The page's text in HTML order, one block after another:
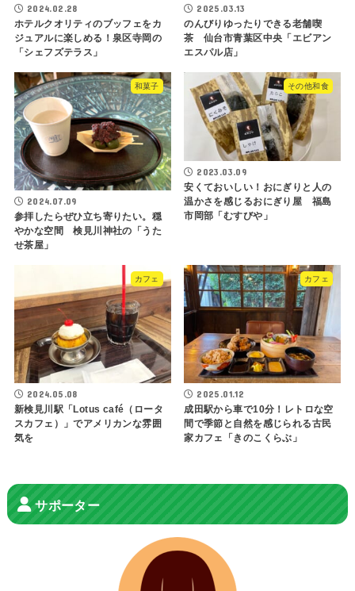
2024.02.28
ホテルクオリティのブッフェをカ
ジュアルに楽しめる！泉区寺岡の
「シェフズテラス」
2025.03.13
のんびりゆったりできる老舗喫
茶 仙台市青葉区中央「エビアン
エスパル店」
和菓子
2024.07.09
参拝したらぜひ立ち寄りたい。穏
やかな空間 検見川神社の「うた
せ茶屋」
その他和食
2023.03.09
安くておいしい！おにぎりと人の
温かさを感じるおにぎり屋 福島
市岡部「むすびや」
カフェ
2024.05.08
新検見川駅「Lotus café（ロータ
スカフェ）」でアメリカンな雰囲
気を
カフェ
2025.01.12
成田駅から車で10分！レトロな空
間で季節と自然を感じられる古民
家カフェ「きのこくらぶ」
サポーター